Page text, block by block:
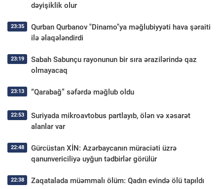
dəyişiklik olur
23:35
Qurban Qurbanov "Dinamo"ya məğlubiyyəti hava şəraiti
ilə əlaqələndirdi
23:19
Sabah Sabunçu rayonunun bir sıra ərazilərində qaz
olmayacaq
23:13 “Qarabağ” səfərdə məğlub oldu
22:53
Suriyada mikroavtobus partlayıb, ölən və xəsarət
alanlar var
22:48
Gürcüstan XİN: Azərbaycanın müraciəti üzrə
qanunvericiliyə uyğun tədbirlər görülür
22:38 Zaqatalada müəmmalı ölüm: Qadın evində ölü tapıldı